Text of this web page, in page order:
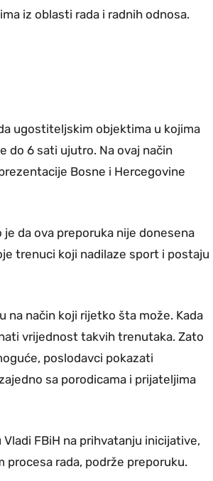
iz oblasti rada i radnih odnosa.
ugostiteljskim objektima u kojima
do 6 sati ujutro. Na ovaj način
Bosne i Hercegovine
da ova preporuka nije donesena
trenuci koji nadilaze sport i postaju
na način koji rijetko šta može. Kada
vrijednost takvih trenutaka. Zato
poslodavci pokazati
sa porodicama i prijateljima
FBiH na prihvatanju inicijative,
procesa rada, podrže preporuku.